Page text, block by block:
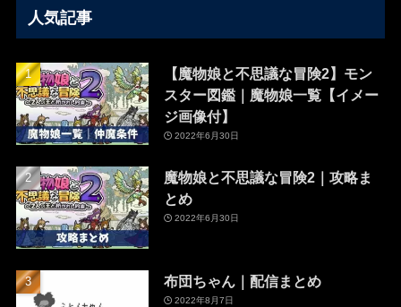
人気記事
【魔物娘と不思議な冒険2】モン
スター図鑑｜魔物娘一覧【イメー
ジ画像付】
2022年6月30日
魔物娘と不思議な冒険2｜攻略ま
とめ
2022年6月30日
布団ちゃん｜配信まとめ
2022年8月7日